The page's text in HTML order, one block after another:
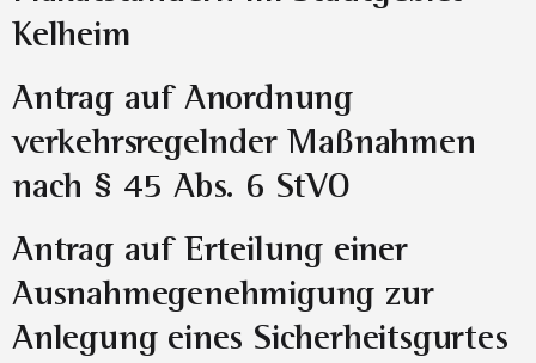
Kelheim
Antrag auf Anordnung
verkehrsregelnder Maßnahmen
nach § 45 Abs. 6 StVO
Antrag auf Erteilung einer
Ausnahmegenehmigung zur
Anlegung eines Sicherheitsgurtes